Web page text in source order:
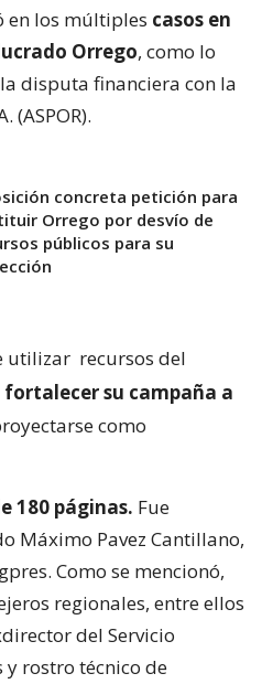
en los múltiples casos en
Orrego, como lo
disputa financiera con la
(ASPOR).
concreta petición para
Orrego por desvío de
públicos para su
utilizar recursos del
fortalecer su campaña a
como
180 páginas. Fue
Máximo Pavez Cantillano,
Como se mencionó,
regionales, entre ellos
del Servicio
rostro técnico de